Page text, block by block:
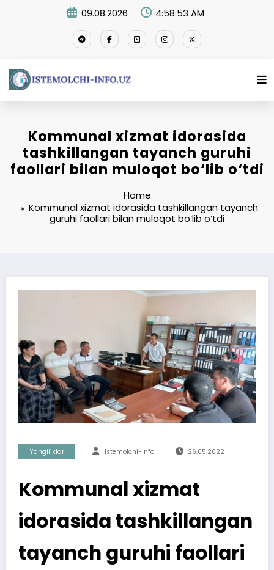
09.08.2026 4:58:54 AM
Kommunal xizmat idorasida
tashkillangan tayanch guruhi
faollari bilan muloqot bo‘lib o‘tdi
Home
Kommunal xizmat idorasida tashkillangan tayanch
guruhi faollari bilan muloqot bo‘lib o‘tdi
Yangiliklar Istemolchi-Info 26.05.2022
Kommunal xizmat
idorasida tashkillangan
tayanch guruhi faollari